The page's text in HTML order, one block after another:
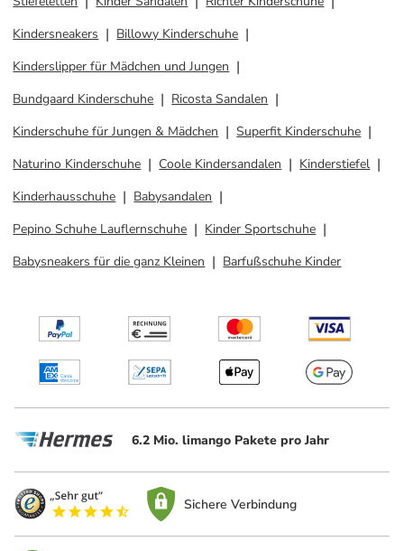
Kindersneakers
Billowy Kinderschuhe
Kinderslipper für Mädchen und Jungen
Bundgaard Kinderschuhe
Ricosta Sandalen
Kinderschuhe für Jungen & Mädchen
Superfit Kinderschuhe
Naturino Kinderschuhe
Coole Kindersandalen
Kinderstiefel
Kinderhausschuhe
Babysandalen
Pepino Schuhe Lauflernschuhe
Kinder Sportschuhe
Babysneakers für die ganz Kleinen
Barfußschuhe Kinder
6.2 Mio. limango Pakete pro Jahr
Sichere Verbindung